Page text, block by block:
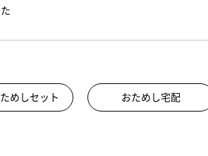
めしセット おためし宅配